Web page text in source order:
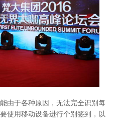
由于各种原因，无法完全识别每
使用移动设备进行个别签到，以